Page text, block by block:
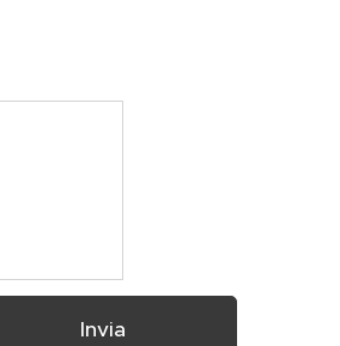
Invia